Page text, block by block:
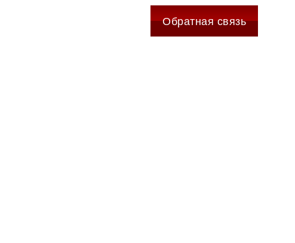
Обратная связь